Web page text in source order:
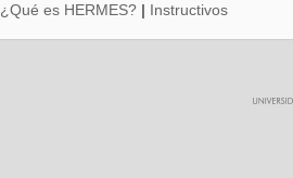
¿Qué es HERMES? | Instructivos